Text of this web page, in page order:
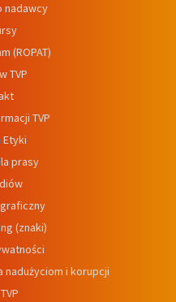
nadawcy
(ROPAT)
TVP
TVP
Etyki
prasy
(znaki)
nadużyciom i korupcji